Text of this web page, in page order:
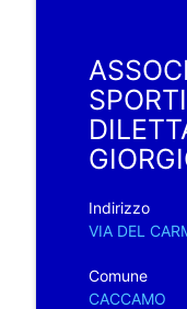
Indirizzo
VIA DEL
Comune
CACCAMO